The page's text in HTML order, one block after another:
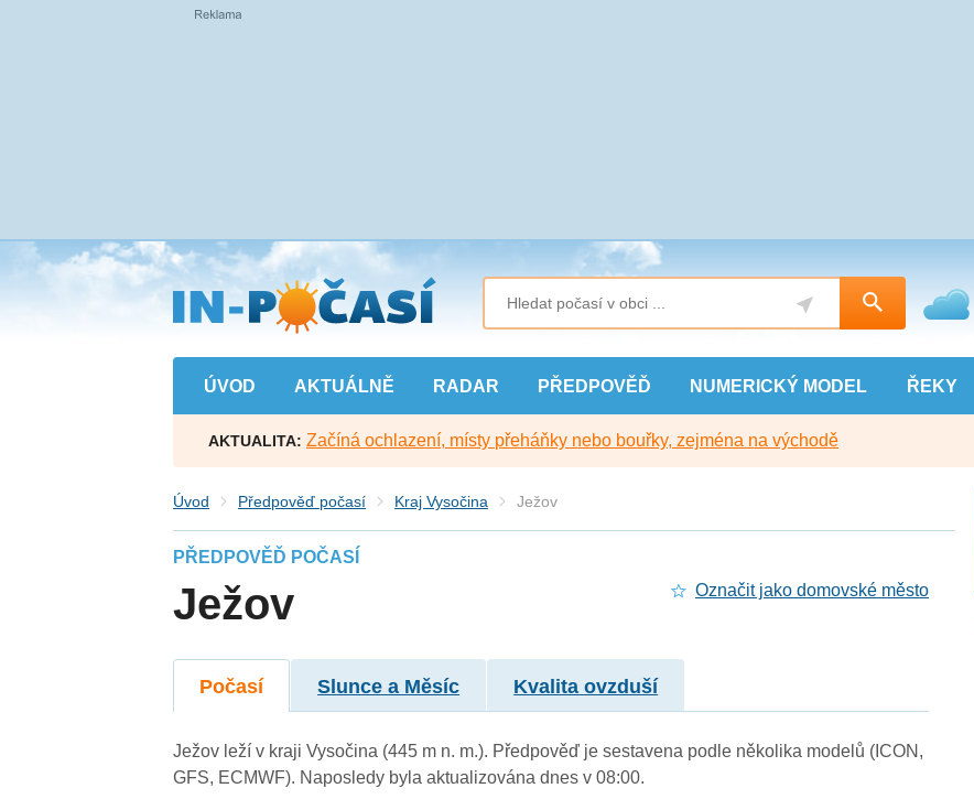
Přejít
na
hlavní
obsah
ÚVOD AKTUÁLNĚ RADAR PŘEDPOVĚĎ NUMERICKÝ MODEL ŘEKY
AKTUALITA: Začíná ochlazení, místy přeháňky nebo bouřky, zejména na východě
Úvod Předpověď počasí Kraj Vysočina Ježov
PŘEDPOVĚĎ POČASÍ
Ježov Označit jako domovské město
Počasí Slunce a Měsíc Kvalita ovzduší
Ježov leží v kraji Vysočina (445 m n. m.). Předpověď je sestavena podle několika modelů (ICON,
GFS, ECMWF). Naposledy byla aktualizována dnes v 08:00.